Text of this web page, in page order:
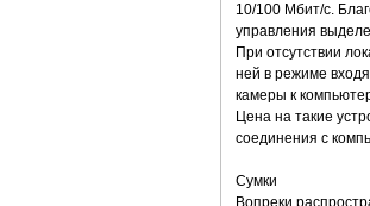
10/100 Мбит/с.
управления
При отсутствии
ней в режиме
камеры к
Цена на такие
соединения с
Сумки
Вопреки